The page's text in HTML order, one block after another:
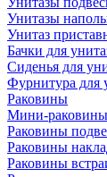
Унитазы
Унитаз
Бачки для
Сиденья для
Фурнитура для
Раковины
Мини-раковины
Раковины
Раковины
Раковины